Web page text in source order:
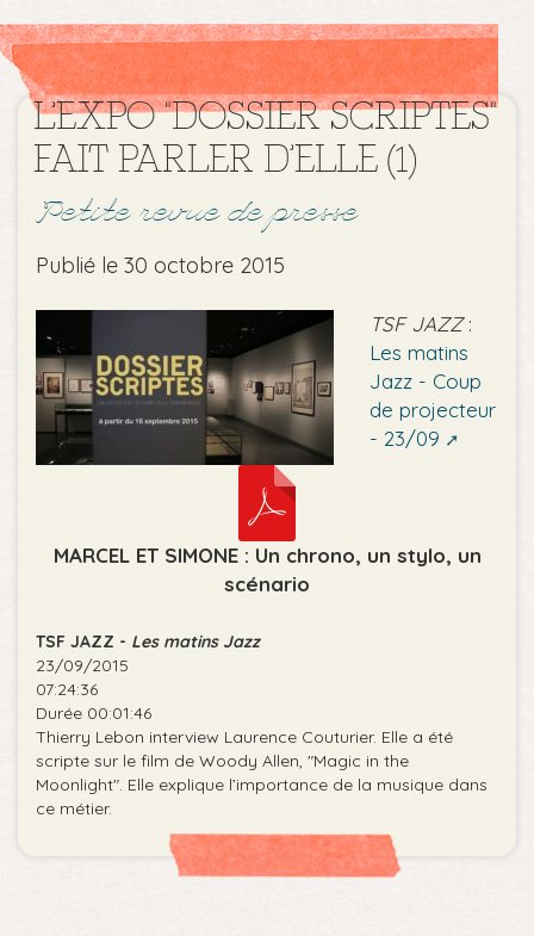
L’EXPO "DOSSIER SCRIPTES"
FAIT PARLER D’ELLE (1)
Petite revue de presse
Publié le 30 octobre 2015
TSF JAZZ:
Les matins
Jazz - Coup
de projecteur
- 23/09
MARCEL ET SIMONE : Un chrono, un stylo, un
scénario
TSF JAZZ - Les matins Jazz
23/09/2015
07:24:36
Durée 00:01:46
Thierry Lebon interview Laurence Couturier. Elle a été
scripte sur le film de Woody Allen, "Magic in the
Moonlight". Elle explique l’importance de la musique dans
ce métier.